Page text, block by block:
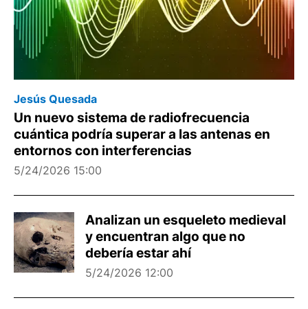
Jesús Quesada
Un nuevo sistema de radiofrecuencia
cuántica podría superar a las antenas en
entornos con interferencias
5/24/2026 15:00
Analizan un esqueleto medieval
y encuentran algo que no
debería estar ahí
5/24/2026 12:00